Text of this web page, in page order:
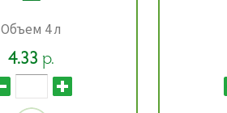
Объем 4 л
4.33 р.